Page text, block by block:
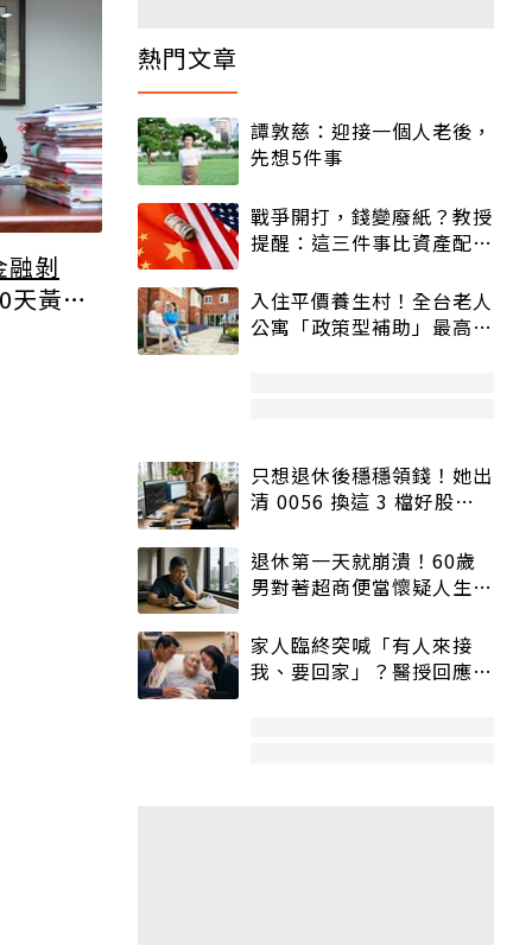
融剝
天黃金
熱門文章
譚敦慈：迎接一個人老後，
先想5件事
戰爭開打，錢變廢紙？教授
提醒：這三件事比資產配置
入住平價養生村！全台老人
公寓「政策型補助」最高打
只想退休後穩穩領錢！她出
清 0056 換這 3 檔好股：
退休第一天就崩潰！60歲
男對著超商便當懷疑人生
家人臨終突喊「有人來接
我、要回家」？醫授回應方